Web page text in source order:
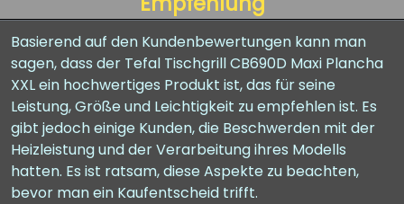
Basierend auf den Kundenbewertungen kann man
sagen, dass der Tefal Tischgrill CB690D Maxi Plancha
XXL ein hochwertiges Produkt ist, das für seine
Leistung, Größe und Leichtigkeit zu empfehlen ist. Es
gibt jedoch einige Kunden, die Beschwerden mit der
Heizleistung und der Verarbeitung ihres Modells
hatten. Es ist ratsam, diese Aspekte zu beachten,
bevor man ein Kaufentscheid trifft.